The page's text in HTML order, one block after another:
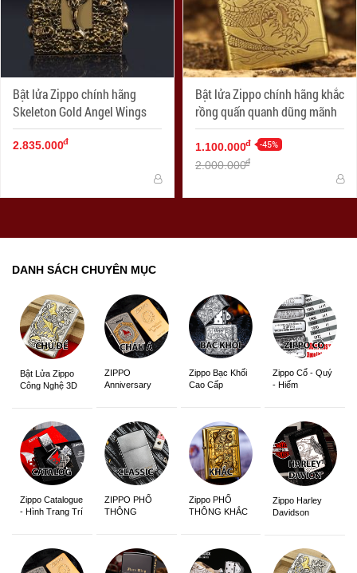
Bật lửa Zippo chính hãng
Skeleton Gold Angel Wings
2.835.000đ
Bật lửa Zippo chính hãng khắc
rồng quấn quanh dũng mãnh
1.100.000đ -45%
2.000.000đ
DANH SÁCH CHUYÊN MỤC
Bật Lửa Zippo
Công Nghệ 3D
ZIPPO
Anniversary
Zippo Bạc Khối
Cao Cấp
Zippo Cổ - Quý
- Hiếm
Zippo Catalogue
- Hình Trang Trí
ZIPPO PHỔ
THÔNG
Zippo PHỔ
THÔNG KHẮC
Zippo Harley
Davidson